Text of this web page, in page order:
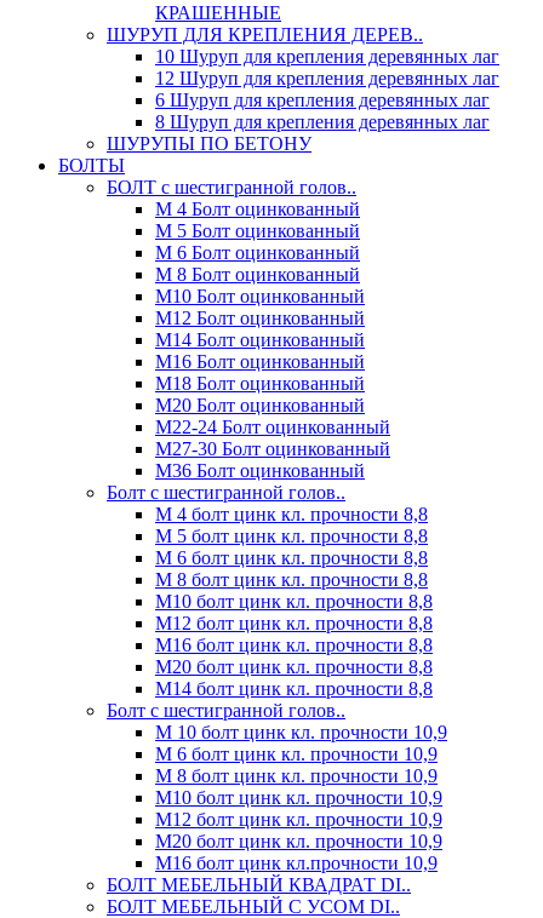
КРАШЕННЫЕ
ШУРУП ДЛЯ КРЕПЛЕНИЯ ДЕРЕВ..
10 Шуруп для крепления деревянных лаг
12 Шуруп для крепления деревянных лаг
6 Шуруп для крепления деревянных лаг
8 Шуруп для крепления деревянных лаг
ШУРУПЫ ПО БЕТОНУ
БОЛТЫ
БОЛТ с шестигранной голов..
М 4 Болт оцинкованный
М 5 Болт оцинкованный
М 6 Болт оцинкованный
М 8 Болт оцинкованный
М10 Болт оцинкованный
М12 Болт оцинкованный
М14 Болт оцинкованный
М16 Болт оцинкованный
М18 Болт оцинкованный
М20 Болт оцинкованный
М22-24 Болт оцинкованный
М27-30 Болт оцинкованный
М36 Болт оцинкованный
Болт с шестигранной голов..
М 4 болт цинк кл. прочности 8,8
М 5 болт цинк кл. прочности 8,8
М 6 болт цинк кл. прочности 8,8
М 8 болт цинк кл. прочности 8,8
М10 болт цинк кл. прочности 8,8
М12 болт цинк кл. прочности 8,8
М16 болт цинк кл. прочности 8,8
М20 болт цинк кл. прочности 8,8
М14 болт цинк кл. прочности 8,8
Болт с шестигранной голов..
М 10 болт цинк кл. прочности 10,9
М 6 болт цинк кл. прочности 10,9
М 8 болт цинк кл. прочности 10,9
М10 болт цинк кл. прочности 10,9
М12 болт цинк кл. прочности 10,9
М20 болт цинк кл. прочности 10,9
М16 болт цинк кл.прочности 10,9
БОЛТ МЕБЕЛЬНЫЙ КВАДРАТ DI..
БОЛТ МЕБЕЛЬНЫЙ С УСОМ DI..